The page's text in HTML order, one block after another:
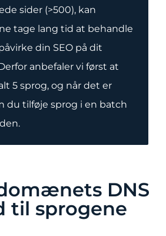
sider (>500), kan
tage lang tid at behandle
din SEO på dit
anbefaler vi først at
5 sprog, og når det er
du tilføje sprog i en batch
DNS
til sprogene